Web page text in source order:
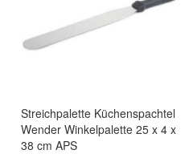
Streichpalette Küchenspachtel
Wender Winkelpalette 25 x 4 x
38 cm APS